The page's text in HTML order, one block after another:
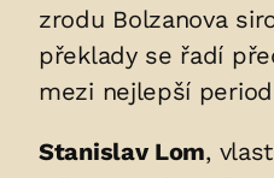
uložených
v
hrobu:
zrodu Bolzanova
překlady se řadí
mezi nejlepší
Stanislav Lom,